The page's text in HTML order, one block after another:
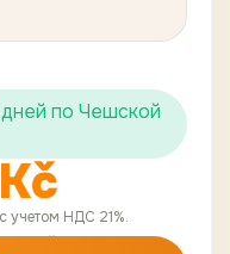
по Чешской
Kč
учетом НДС 21%.
115,7Kč